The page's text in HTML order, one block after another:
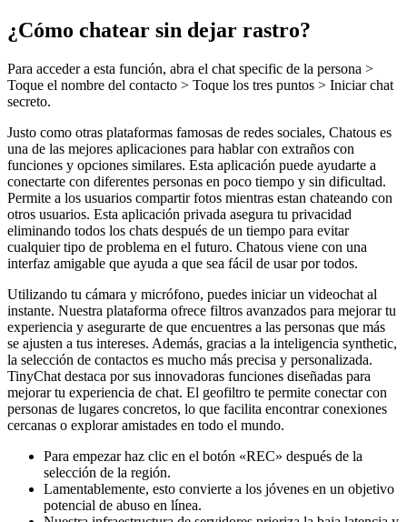
¿Cómo chatear sin dejar rastro?
Para acceder a esta función, abra el chat specific de la persona >
Toque el nombre del contacto > Toque los tres puntos > Iniciar chat
secreto.
Justo como otras plataformas famosas de redes sociales, Chatous es
una de las mejores aplicaciones para hablar con extraños con
funciones y opciones similares. Esta aplicación puede ayudarte a
conectarte con diferentes personas en poco tiempo y sin dificultad.
Permite a los usuarios compartir fotos mientras estan chateando con
otros usuarios. Esta aplicación privada asegura tu privacidad
eliminando todos los chats después de un tiempo para evitar
cualquier tipo de problema en el futuro. Chatous viene con una
interfaz amigable que ayuda a que sea fácil de usar por todos.
Utilizando tu cámara y micrófono, puedes iniciar un videochat al
instante. Nuestra plataforma ofrece filtros avanzados para mejorar tu
experiencia y asegurarte de que encuentres a las personas que más
se ajusten a tus intereses. Además, gracias a la inteligencia synthetic,
la selección de contactos es mucho más precisa y personalizada.
TinyChat destaca por sus innovadoras funciones diseñadas para
mejorar tu experiencia de chat. El geofiltro te permite conectar con
personas de lugares concretos, lo que facilita encontrar conexiones
cercanas o explorar amistades en todo el mundo.
Para empezar haz clic en el botón «REC» después de la
selección de la región.
Lamentablemente, esto convierte a los jóvenes en un objetivo
potencial de abuso en línea.